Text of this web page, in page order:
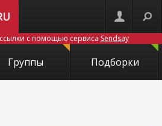
с помощью сервиса Sendsay
Группы Подборки